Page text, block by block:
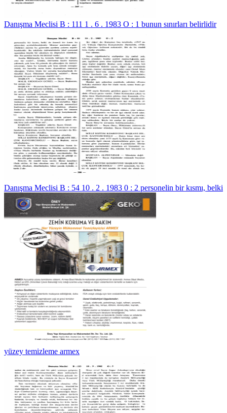
Danışma Meclisi B : 111 1 . 6 . 1983 O : 1 bunun sınırları belirlidir
Danışma Meclisi B : 54 10 . 2 . 1983 0 : 2 personelin bir kısmı, belki
yüzey temizleme armex